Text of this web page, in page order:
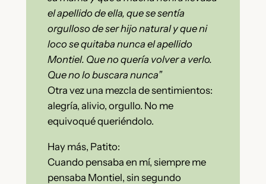
el apellido de ella, que se sentía
orgulloso de ser hijo natural y que ni
loco se quitaba nunca el apellido
Montiel. Que no quería volver a verlo.
Que no lo buscara nunca”
Otra vez una mezcla de sentimientos:
alegría, alivio, orgullo. No me
equivoqué queriéndolo.
Hay más, Patito:
Cuando pensaba en mí, siempre me
pensaba Montiel, sin segundo